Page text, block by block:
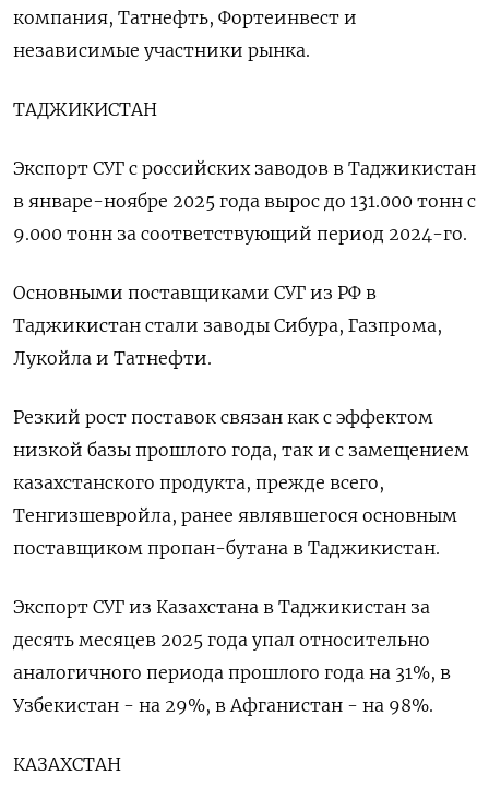
компания, Татнефть, Фортеинвест и
независимые участники рынка.
ТАДЖИКИСТАН
Экспорт СУГ с российских заводов в Таджикистан
в январе-ноябре 2025 года вырос до 131.000 тонн с
9.000 тонн за соответствующий период 2024-го.
Основными поставщиками СУГ из РФ в
Таджикистан стали заводы Сибура, Газпрома,
Лукойла и Татнефти.
Резкий рост поставок связан как с эффектом
низкой базы прошлого года, так и с замещением
казахстанского продукта, прежде всего,
Тенгизшевройла, ранее являвшегося основным
поставщиком пропан-бутана в Таджикистан.
Экспорт СУГ из Казахстана в Таджикистан за
десять месяцев 2025 года упал относительно
аналогичного периода прошлого года на 31%, в
Узбекистан - на 29%, в Афганистан - на 98%.
КАЗАХСТАН